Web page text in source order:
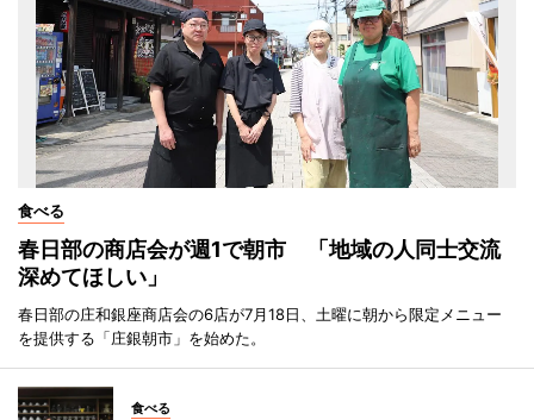
食べる
春日部の商店会が週1で朝市 「地域の人同士交流
深めてほしい」
春日部の庄和銀座商店会の6店が7月18日、土曜に朝から限定メニュー
を提供する「庄銀朝市」を始めた。
食べる